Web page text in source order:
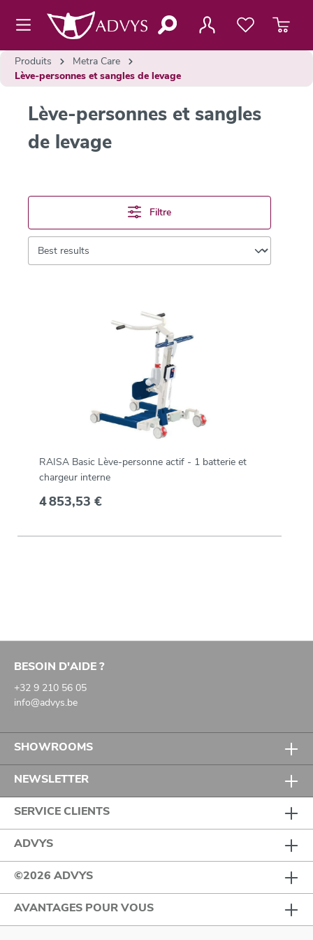
principal
Produits
Metra Care
Lève-personnes et sangles de levage
Lève-personnes et sangles
de levage
Filtre
RAISA Basic Lève-personne actif - 1 batterie et
chargeur interne
4 853,53 €
BESOIN D'AIDE ?
+32 9 210 56 05
info@advys.be
SHOWROOMS
NEWSLETTER
SERVICE CLIENTS
ADVYS
©2026 ADVYS
AVANTAGES POUR VOUS